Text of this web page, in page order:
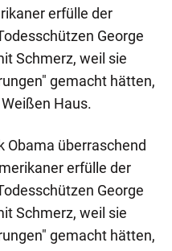
erfülle der
George
Schmerz, weil sie
gemacht hätten,
Haus.
Obama überraschend
erfülle der
George
Schmerz, weil sie
gemacht hätten,